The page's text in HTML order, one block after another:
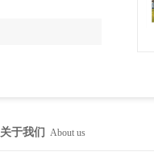
关于我们 About us